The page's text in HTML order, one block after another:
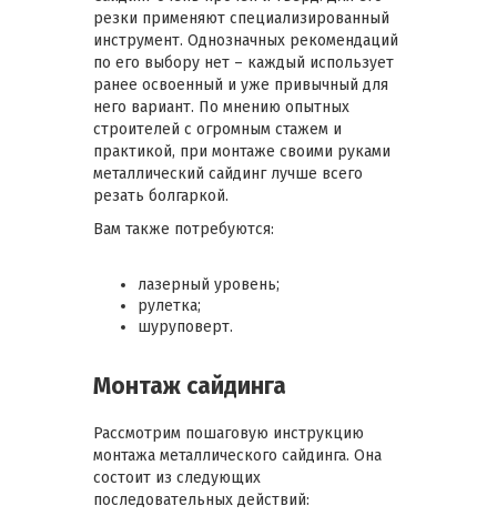
резки применяют специализированный
инструмент. Однозначных рекомендаций
по его выбору нет – каждый использует
ранее освоенный и уже привычный для
него вариант. По мнению опытных
строителей с огромным стажем и
практикой, при монтаже своими руками
металлический сайдинг лучше всего
резать болгаркой.
Вам также потребуются:
лазерный уровень;
рулетка;
шуруповерт.
Монтаж сайдинга
Рассмотрим пошаговую инструкцию
монтажа металлического сайдинга. Она
состоит из следующих
последовательных действий: